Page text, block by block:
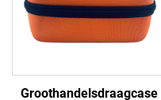
Groothandelsdraagcase